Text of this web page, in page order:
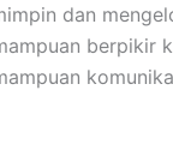
dan
berpikir